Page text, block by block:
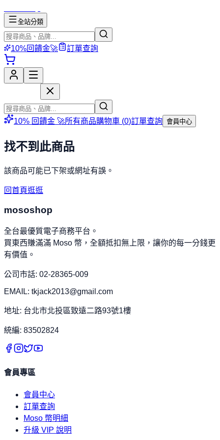
全站分類
10%回饋金🚀 訂單查詢
10% 回饋金 🚀所有商品購物車 (0)訂單查詢 會員中心
找不到此商品
該商品可能已下架或網址有誤。
回首頁逛逛
mososhop
全台最優質電子商務平台。
買東西賺滿滿 Moso 幣，全額抵扣無上限，讓你的每一分錢更
有價值。
公司市話: 02-28365-009
EMAIL: tkjack2013@gmail.com
地址: 台北市北投區致遠二路93號1樓
統編: 83502824
會員專區
會員中心
訂單查詢
Moso 幣明細
升級 VIP 說明